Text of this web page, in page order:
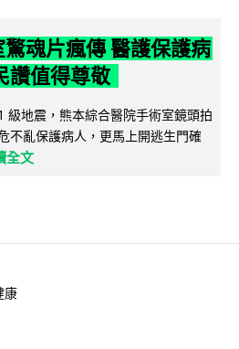
魂片瘋傳 醫護保護病
讚值得尊敬
級地震，熊本綜合醫院手術室鏡頭拍
不亂保護病人，更馬上開逃生門確
全文
康